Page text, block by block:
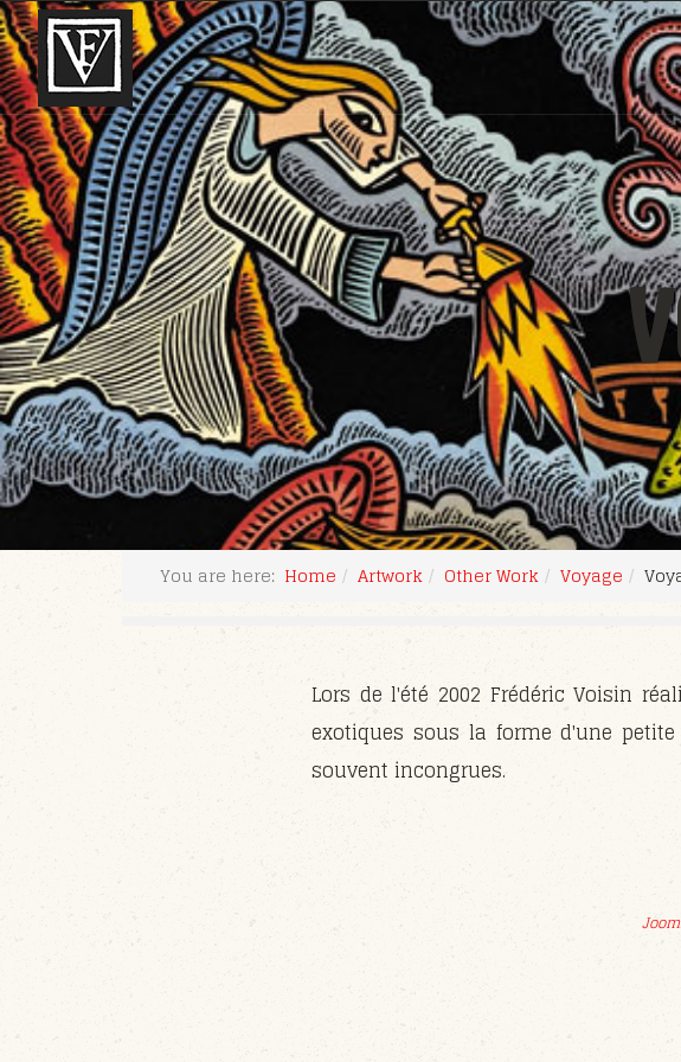
You are here: Home Artwork Other Work Voyage
Lors de l'été 2002 Frédéric Voisin
exotiques sous la forme d'une
souvent incongrues.